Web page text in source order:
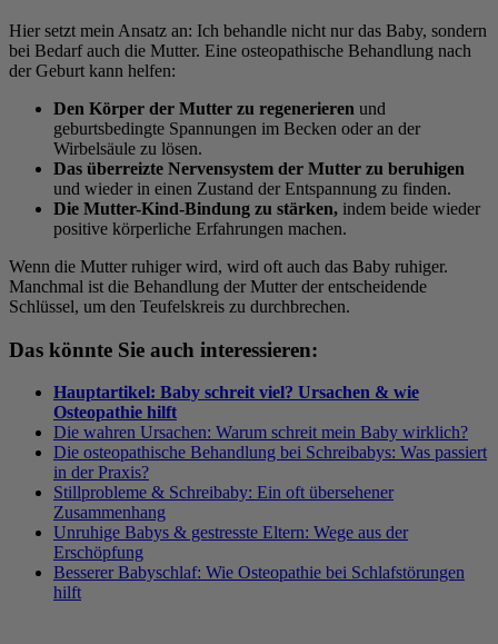
Hier setzt mein Ansatz an: Ich behandle nicht nur das Baby, sondern
bei Bedarf auch die Mutter. Eine osteopathische Behandlung nach
der Geburt kann helfen:
Den Körper der Mutter zu regenerieren und
geburtsbedingte Spannungen im Becken oder an der
Wirbelsäule zu lösen.
Das überreizte Nervensystem der Mutter zu beruhigen
und wieder in einen Zustand der Entspannung zu finden.
Die Mutter-Kind-Bindung zu stärken, indem beide wieder
positive körperliche Erfahrungen machen.
Wenn die Mutter ruhiger wird, wird oft auch das Baby ruhiger.
Manchmal ist die Behandlung der Mutter der entscheidende
Schlüssel, um den Teufelskreis zu durchbrechen.
Das könnte Sie auch interessieren:
Hauptartikel: Baby schreit viel? Ursachen & wie
Osteopathie hilft
Die wahren Ursachen: Warum schreit mein Baby wirklich?
Die osteopathische Behandlung bei Schreibabys: Was passiert
in der Praxis?
Stillprobleme & Schreibaby: Ein oft übersehener
Zusammenhang
Unruhige Babys & gestresste Eltern: Wege aus der
Erschöpfung
Besserer Babyschlaf: Wie Osteopathie bei Schlafstörungen
hilft